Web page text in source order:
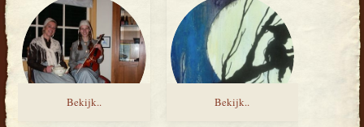
Bekijk.. Bekijk..